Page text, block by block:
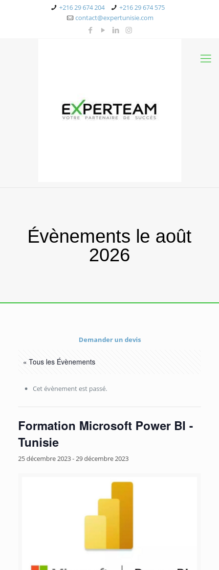
+216 29 674 204
+216 29 674 575
contact@expertunisie.com
Évènements le août
2026
Demander un devis
« Tous les Évènements
Cet évènement est passé.
Formation Microsoft Power BI -
Tunisie
25 décembre 2023-29 décembre 2023